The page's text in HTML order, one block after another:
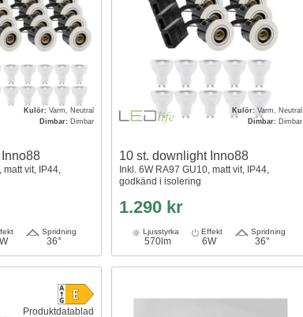
Kulör:Varm, Neutral
Dimbar:Dimbar
matt vit, IP44,
Spridning
36°
Kulör:Varm, Neutral
Dimbar:Dimbar
10 st. downlight Inno88
Inkl. 6W RA97 GU10, matt vit, IP44,
godkänd i isolering
1.290 kr
Ljusstyrka
570lm
Effekt
6W
Spridning
36°
Produktdatablad